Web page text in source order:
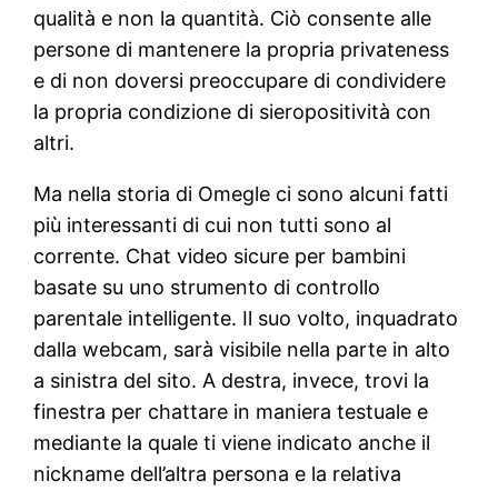
qualità e non la quantità. Ciò consente alle
persone di mantenere la propria privateness
e di non doversi preoccupare di condividere
la propria condizione di sieropositività con
altri.
Ma nella storia di Omegle ci sono alcuni fatti
più interessanti di cui non tutti sono al
corrente. Chat video sicure per bambini
basate su uno strumento di controllo
parentale intelligente. Il suo volto, inquadrato
dalla webcam, sarà visibile nella parte in alto
a sinistra del sito. A destra, invece, trovi la
finestra per chattare in maniera testuale e
mediante la quale ti viene indicato anche il
nickname dell’altra persona e la relativa